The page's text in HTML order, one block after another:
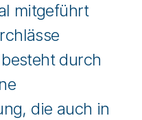
mitgeführt
durch
die auch in